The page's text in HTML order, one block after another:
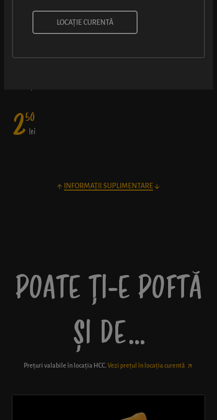
COVRIG XXL CU SEMINȚE DE
FLOAREA SOARELUI
250
lei
INFORMAȚII SUPLIMENTARE
POATE ȚI-E POFTĂ
ȘI DE…
Prețuri valabile în locația HCC. Vezi prețul în locația curentă
LOCAȚIE CURENTĂ